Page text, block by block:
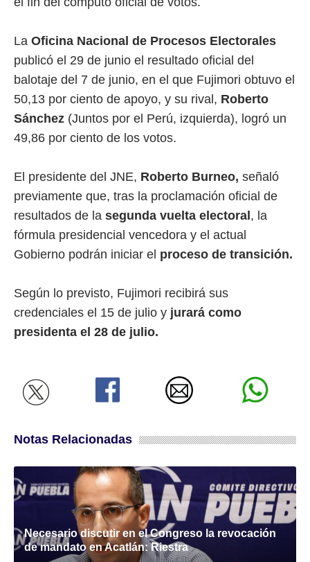
La Oficina Nacional de Procesos Electorales
publicó el 29 de junio el resultado oficial del
balotaje del 7 de junio, en el que Fujimori obtuvo el
50,13 por ciento de apoyo, y su rival, Roberto
Sánchez (Juntos por el Perú, izquierda), logró un
49,86 por ciento de los votos.
El presidente del JNE, Roberto Burneo, señaló
previamente que, tras la proclamación oficial de
resultados de la segunda vuelta electoral , la
fórmula presidencial vencedora y el actual
Gobierno podrán iniciar el proceso de transición.
Según lo previsto, Fujimori recibirá sus
credenciales el 15 de julio y jurará como
presidenta el 28 de julio.
Notas Relacionadas
Necesario discutir en el Congreso la revocación
de mandato en Acatlán: Riestra